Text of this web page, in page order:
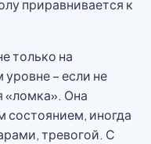
приравнивается к
только на
– если не
«ломка». Она
состоянием, иногда
тревогой. С